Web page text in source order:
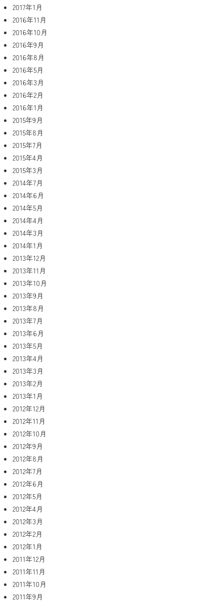
2017年1月
2016年11月
2016年10月
2016年9月
2016年8月
2016年5月
2016年3月
2016年2月
2016年1月
2015年9月
2015年8月
2015年7月
2015年4月
2015年3月
2014年7月
2014年6月
2014年5月
2014年4月
2014年3月
2014年1月
2013年12月
2013年11月
2013年10月
2013年9月
2013年8月
2013年7月
2013年6月
2013年5月
2013年4月
2013年3月
2013年2月
2013年1月
2012年12月
2012年11月
2012年10月
2012年9月
2012年8月
2012年7月
2012年6月
2012年5月
2012年4月
2012年3月
2012年2月
2012年1月
2011年12月
2011年11月
2011年10月
2011年9月